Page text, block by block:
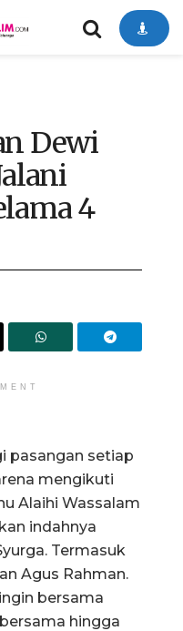
Dewi
4
pasangan setiap
mengikuti
Alaihi Wassalam
indahnya
Termasuk
Agus Rahman.
bersama
hingga